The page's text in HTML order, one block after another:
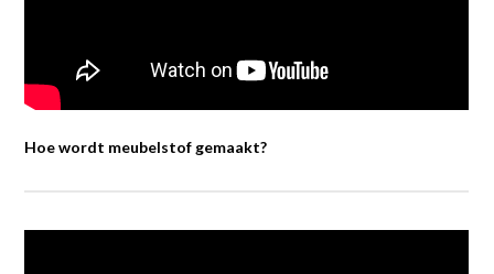
Hoe wordt meubelstof gemaakt?